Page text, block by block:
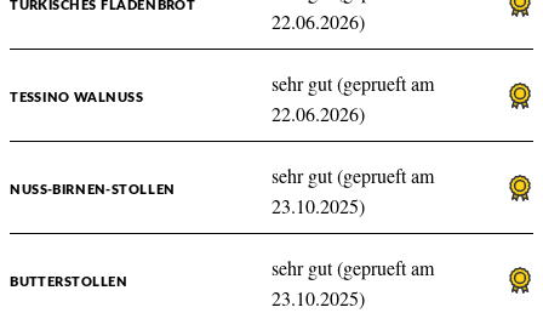
TÜRKISCHES FLADENBROT
22.06.2026)
TESSINO WALNUSS
sehr gut (geprueft am
22.06.2026)
NUSS-BIRNEN-STOLLEN
sehr gut (geprueft am
23.10.2025)
BUTTERSTOLLEN
sehr gut (geprueft am
23.10.2025)